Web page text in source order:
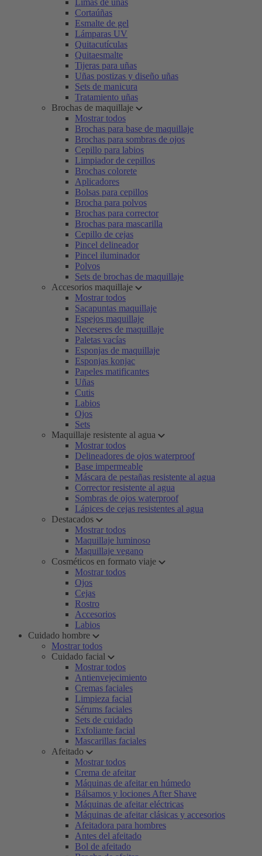
Limas de uñas
Cortaúñas
Esmalte de gel
Lámparas UV
Quitacutículas
Quitaesmalte
Tijeras para uñas
Uñas postizas y diseño uñas
Sets de manicura
Tratamiento uñas
Brochas de maquillaje
Mostrar todos
Brochas para base de maquillaje
Brochas para sombras de ojos
Cepillo para labios
Limpiador de cepillos
Brochas colorete
Aplicadores
Bolsas para cepillos
Brocha para polvos
Brochas para corrector
Brochas para mascarilla
Cepillo de cejas
Pincel delineador
Pincel iluminador
Polvos
Sets de brochas de maquillaje
Accesorios maquillaje
Mostrar todos
Sacapuntas maquillaje
Espejos maquillaje
Neceseres de maquillaje
Paletas vacías
Esponjas de maquillaje
Esponjas konjac
Papeles matificantes
Uñas
Cutis
Labios
Ojos
Sets
Maquillaje resistente al agua
Mostrar todos
Delineadores de ojos waterproof
Base impermeable
Máscara de pestañas resistente al agua
Corrector resistente al agua
Sombras de ojos waterproof
Lápices de cejas resistentes al agua
Destacados
Mostrar todos
Maquillaje luminoso
Maquillaje vegano
Cosméticos en formato viaje
Mostrar todos
Ojos
Cejas
Rostro
Accesorios
Labios
Cuidado hombre
Mostrar todos
Cuidado facial
Mostrar todos
Antienvejecimiento
Cremas faciales
Limpieza facial
Sérums faciales
Sets de cuidado
Exfoliante facial
Mascarillas faciales
Afeitado
Mostrar todos
Crema de afeitar
Máquinas de afeitar en húmedo
Bálsamos y lociones After Shave
Máquinas de afeitar eléctricas
Máquinas de afeitar clásicas y accesorios
Afeitadora para hombres
Antes del afeitado
Bol de afeitado